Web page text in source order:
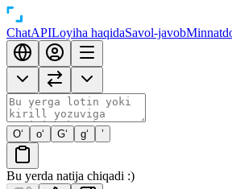
ChatAPILoyiha haqidaSavol-javob
O‘ o‘ G‘ g‘ ’
Bu yerda natija chiqadi :)